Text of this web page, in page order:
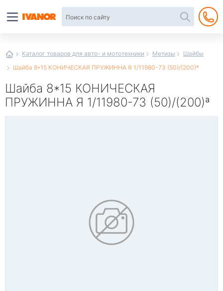
Каталог товаров для авто- и мототехники Метизы
Шайбы
Шайба 8*15 КОНИЧЕСКАЯ ПРУЖИННА Я 1/11980-73 (50)/(200)ª
Шайба 8*15 КОНИЧЕСКАЯ
ПРУЖИННА Я 1/11980-73 (50)/(200)ª
интернет-